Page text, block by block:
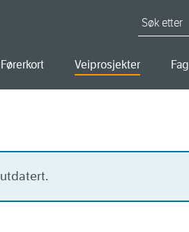
Førerkort Veiprosjekter Fag